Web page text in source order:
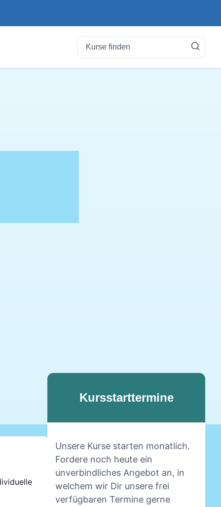
Kursstarttermine
Unsere Kurse starten monatlich.
Fordere noch heute ein
unverbindliches Angebot an, in
welchem wir Dir unsere frei
verfügbaren Termine gerne